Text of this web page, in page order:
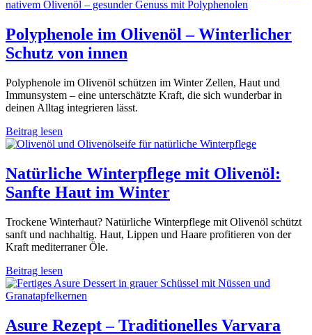
Polyphenole im Olivenöl – Winterlicher
Schutz von innen
Polyphenole im Olivenöl schützen im Winter Zellen, Haut und
Immunsystem – eine unterschätzte Kraft, die sich wunderbar in
deinen Alltag integrieren lässt.
Beitrag lesen
Natürliche Winterpflege mit Olivenöl:
Sanfte Haut im Winter
Trockene Winterhaut? Natürliche Winterpflege mit Olivenöl schützt
sanft und nachhaltig. Haut, Lippen und Haare profitieren von der
Kraft mediterraner Öle.
Beitrag lesen
Asure Rezept – Traditionelles Varvara